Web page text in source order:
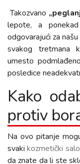
Takozvano
lepote, a
odgovarajući za
svakog tretmana
umesto
posledice
Kako
protiv
Na ovo pitanje
svakikozmetički
da znate da li ste